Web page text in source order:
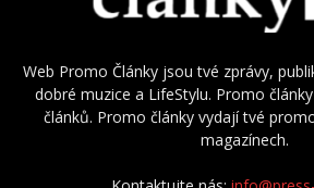
Web Promo Články jsou tvé zprávy,
dobré muzice a LifeStylu. Promo
článků. Promo články vydají tvé
magazínech.